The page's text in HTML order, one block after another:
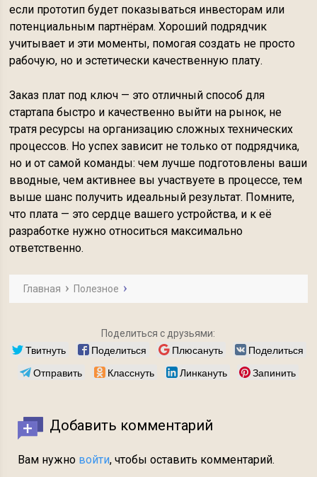
если прототип будет показываться инвесторам или
потенциальным партнёрам. Хороший подрядчик
учитывает и эти моменты, помогая создать не просто
рабочую, но и эстетически качественную плату.
Заказ плат под ключ — это отличный способ для
стартапа быстро и качественно выйти на рынок, не
тратя ресурсы на организацию сложных технических
процессов. Но успех зависит не только от подрядчика,
но и от самой команды: чем лучше подготовлены ваши
вводные, чем активнее вы участвуете в процессе, тем
выше шанс получить идеальный результат. Помните,
что плата — это сердце вашего устройства, и к её
разработке нужно относиться максимально
ответственно.
Главная Полезное
Поделиться с друзьями:
Твитнуть Поделиться Плюсануть
Поделиться
Отправить
Класснуть Линкануть Запинить
Добавить комментарий
Вам нужно войти, чтобы оставить комментарий.